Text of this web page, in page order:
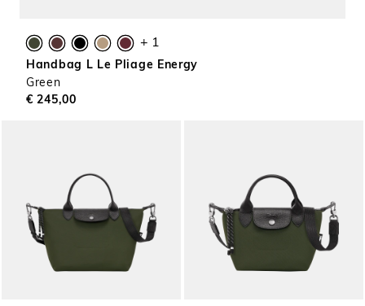
+ 1
Handbag L Le Pliage Energy
Green
€ 245,00